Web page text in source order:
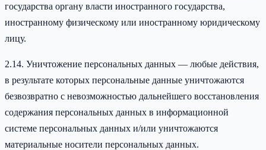
государства органу власти иностранного государства,
иностранному физическому или иностранному юридическому
лицу.
2.14. Уничтожение персональных данных — любые действия,
в результате которых персональные данные уничтожаются
безвозвратно с невозможностью дальнейшего восстановления
содержания персональных данных в информационной
системе персональных данных и/или уничтожаются
материальные носители персональных данных.